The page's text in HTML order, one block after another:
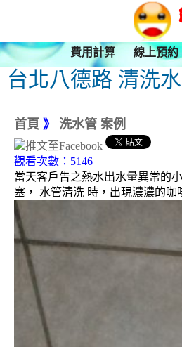
費用計算 線上預約
台北八德路 清洗
首頁 》 洗水管 案例
觀看次數：5146
當天客戶告之熱水出水量異常的
塞， 水管清洗 時，出現濃濃的咖